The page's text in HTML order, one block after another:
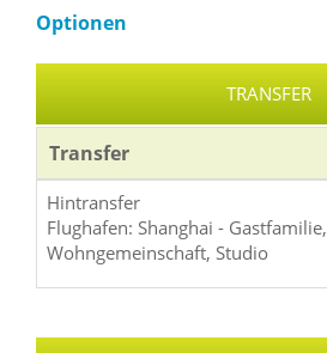
Optionen
TRANSFER
Transfer
Hintransfer
Flughafen: Shanghai - Gastfamilie,
Wohngemeinschaft, Studio